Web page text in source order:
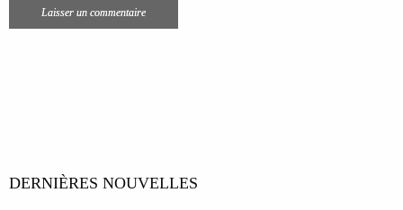
DERNIÈRES NOUVELLES